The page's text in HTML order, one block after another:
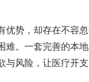
势，却存在不容
。一套完善的本
风险，让医疗开